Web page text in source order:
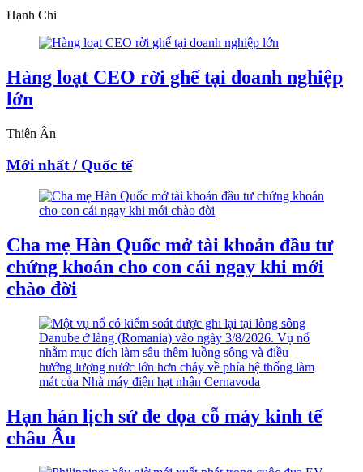
Hạnh Chi
Hàng loạt CEO rời ghế tại doanh nghiệp
lớn
Thiên Ân
Mới nhất / Quốc tế
Cha mẹ Hàn Quốc mở tài khoản đầu tư
chứng khoán cho con cái ngay khi mới
chào đời
Hạn hán lịch sử đe dọa cỗ máy kinh tế
châu Âu